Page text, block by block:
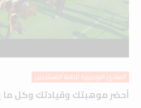
المبادئ التوجيهية للطلبة المستجدين
أحضر موهبتك وقيادتك وكل ما